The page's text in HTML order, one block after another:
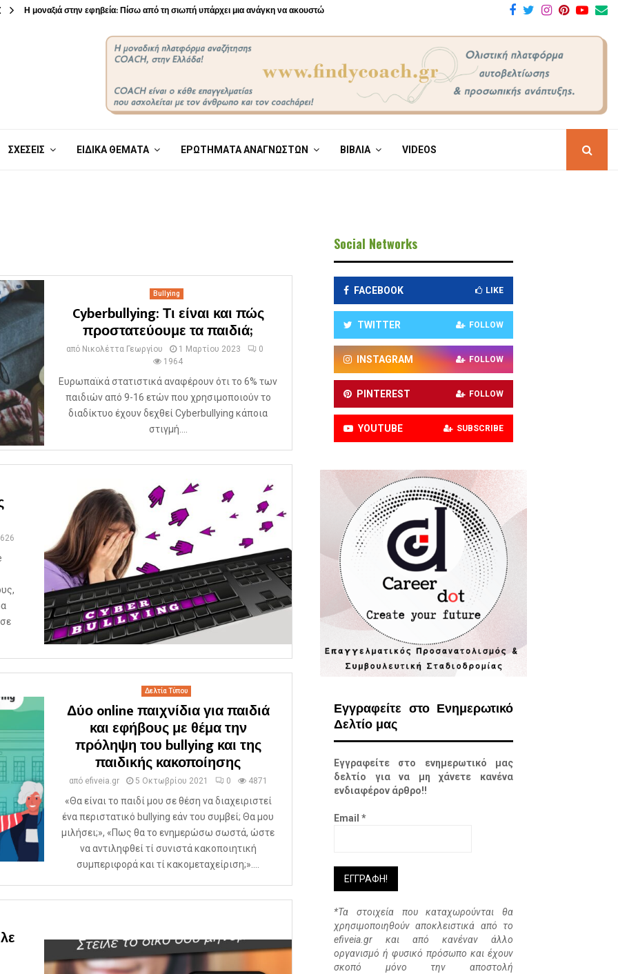
Η μοναξιά στην εφηβεία: Πίσω από τη σιωπή υπάρχει μια ανάγκη να ακουστώ Facebook
Twitter
Instagram
Pinterest
ΣΧΕΣΕΙΣ ΕΙΔΙΚΑ ΘΕΜΑΤΑ ΕΡΩΤΗΜΑΤΑ ΑΝΑΓΝΩΣΤΩΝ ΒΙΒΛΙΑ VIDEOS
Bullying
Cyberbullying: Τι είναι και πώς
προστατεύουμε τα παιδιά;
από Νικολέττα Γεωργίου 1 Μαρτίου 2023
0
1964
Ευρωπαϊκά στατιστικά αναφέρουν ότι το 6% των
παιδιών από 9-16 ετών που χρησιμοποιούν το
διαδίκτυο έχουν δεχθεί Cyberbullying κάποια
στιγμή....
Δελτία Τύπου
Δύο online παιχνίδια για παιδιά
και εφήβους με θέμα την
πρόληψη του bullying και της
παιδικής κακοποίησης
από efiveia.gr 5 Οκτωβρίου 2021 0 4871
«Θα είναι το παιδί μου σε θέση να διαχειριστεί
ένα περιστατικό bullying εάν του συμβεί; Θα μου
μιλήσει;», «Πως θα το ενημερώσω σωστά, ώστε
να αντιληφθεί τί συνιστά κακοποιητική
συμπεριφορά και τί κακομεταχείριση;»....
Social Networks
FACEBOOK LIKE
TWITTER FOLLOW
INSTAGRAM FOLLOW
PINTEREST FOLLOW
YOUTUBE SUBSCRIBE
Εγγραφείτε στο Ενημερωτικό
Δελτίο μας
Εγγραφείτε στο ενημερωτικό μας
δελτίο για να μη χάνετε κανένα
ενδιαφέρον άρθρο!!
Email *
*Τα στοιχεία που καταχωρούνται θα
χρησιμοποιηθούν αποκλειστικά από το
efiveia.gr και από κανέναν άλλο
οργανισμό ή φυσικό πρόσωπο και έχουν
σκοπό μόνο την αποστολή